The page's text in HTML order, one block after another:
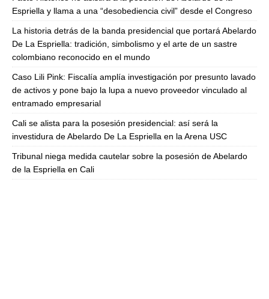
Espriella y llama a una “desobediencia civil” desde el Congreso
La historia detrás de la banda presidencial que portará Abelardo
De La Espriella: tradición, simbolismo y el arte de un sastre
colombiano reconocido en el mundo
Caso Lili Pink: Fiscalía amplía investigación por presunto lavado
de activos y pone bajo la lupa a nuevo proveedor vinculado al
entramado empresarial
Cali se alista para la posesión presidencial: así será la
investidura de Abelardo De La Espriella en la Arena USC
Tribunal niega medida cautelar sobre la posesión de Abelardo
de la Espriella en Cali